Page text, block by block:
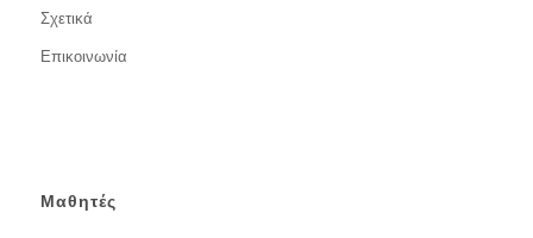
Σχετικά
Επικοινωνία
Μαθητές